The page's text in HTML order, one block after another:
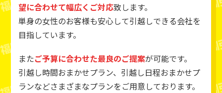
望に合わせて幅広くご対応致します。
単身の女性のお客様も安心して引越しできる会社を
目指しています。
またご予算に合わせた最良のご提案が可能です。
引越し時間おまかせプラン、引越し日程おまかせプ
ランなどさまざまなプランをご用意しております。